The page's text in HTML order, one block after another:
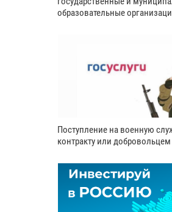
образовательные
Поступление на военную
контракту или добровольцем